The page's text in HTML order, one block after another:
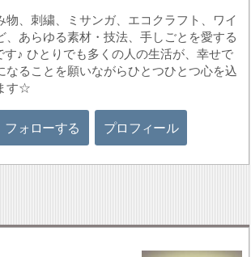
物、刺繍、ミサンガ、エコクラフト、ワイ
あらゆる素材・技法、手しごとを愛する
♪ ひとりでも多くの人の生活が、幸せで
なることを願いながらひとつひとつ心を込
す☆
フォローする プロフィール